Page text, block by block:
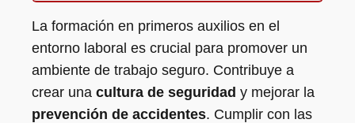
La formación en primeros auxilios en el
entorno laboral es crucial para promover un
ambiente de trabajo seguro. Contribuye a
crear una cultura de seguridad y mejorar la
prevención de accidentes. Cumplir con las